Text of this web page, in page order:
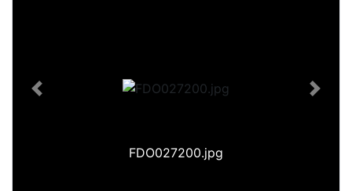
FDO027200.jpg
Previous Next